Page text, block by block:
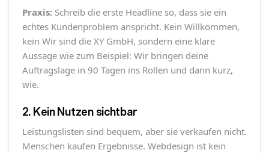
Praxis:Schreib die erste Headline so, dass sie ein
echtes Kundenproblem anspricht. Kein Willkommen,
kein Wir sind die XY GmbH, sondern eine klare
Aussage wie zum Beispiel: Wir bringen deine
Auftragslage in 90 Tagen ins Rollen und dann kurz,
wie.
2. Kein Nutzen sichtbar
Leistungslisten sind bequem, aber sie verkaufen nicht.
Menschen kaufen Ergebnisse. Webdesign ist kein